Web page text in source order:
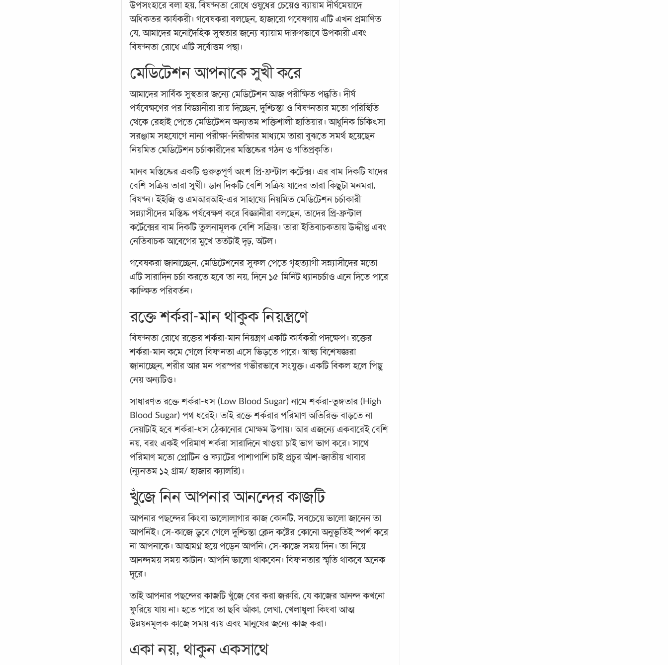
উপসংহারে বলা হয়, বিষণ্নতা রোধে ওষুধের চেয়েও ব্যায়াম দীর্ঘমেয়াদে
অধিকতর কার্যকরী। গবেষকরা বলছেন, হাজারো গবেষণায় এটি এখন প্রমাণিত
যে, আমাদের মনোদৈহিক সুস্থতার জন্যে ব্যায়াম দারুণভাবে উপকারী এবং
বিষণ্নতা রোধে এটি সর্বোত্তম পন্থা।
মেডিটেশন আপনাকে সুখী করে
আমাদের সার্বিক সুস্থতার জন্যে মেডিটেশন আজ পরীক্ষিত পদ্ধতি। দীর্ঘ
পর্যবেক্ষণের পর বিজ্ঞানীরা রায় দিচ্ছেন, দুশ্চিন্তা ও বিষণ্নতার মতো পরিস্থিতি
থেকে রেহাই পেতে মেডিটেশন অন্যতম শক্তিশালী হাতিয়ার। আধুনিক চিকিৎসা
সরঞ্জাম সহযোগে নানা পরীক্ষা-নিরীক্ষার মাধ্যমে তারা বুঝতে সমর্থ হয়েছেন
নিয়মিত মেডিটেশন চর্চাকারীদের মস্তিষ্কের গঠন ও গতিপ্রকৃতি।
মানব মস্তিষ্কের একটি গুরুত্বপূর্ণ অংশ প্রি-ফ্রন্টাল কর্টেক্স। এর বাম দিকটি যাদের
বেশি সক্রিয় তারা সুখী। ডান দিকটি বেশি সক্রিয় যাদের তারা কিছুটা মনমরা,
বিষণ্ন। ইইজি ও এমআরআই-এর সাহায্যে নিয়মিত মেডিটেশন চর্চাকারী
সন্ন্যাসীদের মস্তিষ্ক পর্যবেক্ষণ করে বিজ্ঞানীরা বলছেন, তাদের প্রি-ফ্রন্টাল
কর্টেক্সের বাম দিকটি তুলনামূলক বেশি সক্রিয়। তারা ইতিবাচকতায় উদ্দীপ্ত এবং
নেতিবাচক আবেগের মুখে ততটাই দৃঢ়, অটল।
গবেষকরা জানাচ্ছেন, মেডিটেশনের সুফল পেতে গৃহত্যাগী সন্ন্যাসীদের মতো
এটি সারাদিন চর্চা করতে হবে তা নয়, দিনে ১৫ মিনিট ধ্যানচর্চাও এনে দিতে পারে
কাঙ্ক্ষিত পরিবর্তন।
রক্তে শর্করা-মান থাকুক নিয়ন্ত্রণে
বিষণ্নতা রোধে রক্তের শর্করা-মান নিয়ন্ত্রণ একটি কার্যকরী পদক্ষেপ। রক্তের
শর্করা-মান কমে গেলে বিষণ্নতা এসে ভিড়তে পারে। স্বাস্থ্য বিশেষজ্ঞরা
জানাচ্ছেন, শরীর আর মন পরস্পর গভীরভাবে সংযুক্ত। একটি বিকল হলে পিছু
নেয় অন্যটিও।
সাধারণত রক্তে শর্করা-ধস (Low Blood Sugar) নামে শর্করা-তুঙ্গতার (High
Blood Sugar) পথ ধরেই। তাই রক্তে শর্করার পরিমাণ অতিরিক্ত বাড়তে না
দেয়াটাই হবে শর্করা-ধস ঠেকানোর মোক্ষম উপায়। আর এজন্যে একবারেই বেশি
নয়, বরং একই পরিমাণ শর্করা সারাদিনে খাওয়া চাই ভাগ ভাগ করে। সাথে
পরিমাণ মতো প্রোটিন ও ফ্যাটের পাশাপাশি চাই প্রচুর আঁশ-জাতীয় খাবার
(ন্যূনতম ১২ গ্রাম/ হাজার ক্যালরি)।
খুঁজে নিন আপনার আনন্দের কাজটি
আপনার পছন্দের কিংবা ভালোলাগার কাজ কোনটি, সবচেয়ে ভালো জানেন তা
আপনিই। সে-কাজে ডুবে গেলে দুশ্চিন্তা ক্লেদ কষ্টের কোনো অনুভূতিই স্পর্শ করে
না আপনাকে। আত্মমগ্ন হয়ে পড়েন আপনি। সে-কাজে সময় দিন। তা নিয়ে
আনন্দময় সময় কাটান। আপনি ভালো থাকবেন। বিষণ্নতার স্মৃতি থাকবে অনেক
দূরে।
তাই আপনার পছন্দের কাজটি খুঁজে বের করা জরুরি, যে কাজের আনন্দ কখনো
ফুরিয়ে যায় না। হতে পারে তা ছবি আঁকা, লেখা, খেলাধুলা কিংবা আত্ম
উন্নয়নমূলক কাজে সময় ব্যয় এবং মানুষের জন্যে কাজ করা।
একা নয়, থাকুন একসাথে